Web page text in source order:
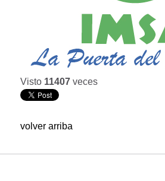
Visto 11407 veces
volver arriba